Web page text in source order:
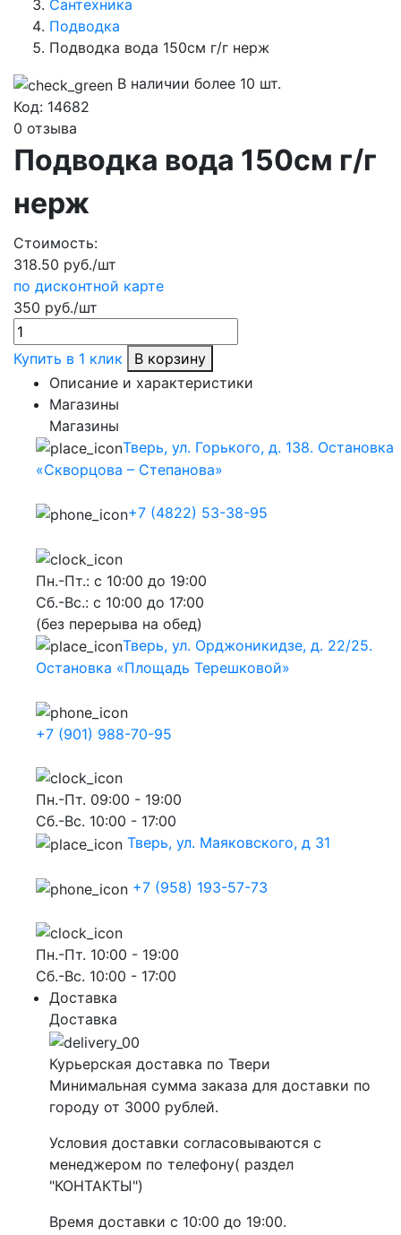
Сантехника
Подводка
Подводка вода 150см г/г нерж
В наличии более 10 шт.
Код: 14682
0 отзыва
Подводка вода 150см г/г
нерж
Стоимость:
318.50 руб./шт
по дисконтной карте
350 руб./шт
Купить в 1 клик
В корзину
Описание и характеристики
Магазины
Магазины
Тверь, ул. Горького, д. 138. Остановка
«Скворцова – Степанова»
+7 (4822) 53-38-95
Пн.-Пт.: с 10:00 до 19:00
Сб.-Вс.: с 10:00 до 17:00
(без перерыва на обед)
Тверь, ул. Орджоникидзе, д. 22/25.
Остановка «Площадь Терешковой»
+7 (901) 988-70-95
Пн.-Пт. 09:00 - 19:00
Сб.-Вс. 10:00 - 17:00
Тверь, ул. Маяковского, д 31
+7 (958) 193-57-73
Пн.-Пт. 10:00 - 19:00
Сб.-Вс. 10:00 - 17:00
Доставка
Доставка
Курьерская доставка по Твери
Минимальная сумма заказа для доставки по
городу от 3000 рублей.
Условия доставки согласовываются с
менеджером по телефону( раздел
"КОНТАКТЫ")
Время доставки с 10:00 до 19:00.